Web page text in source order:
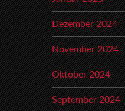
Dezember 2024
November 2024
Oktober 2024
September 2024